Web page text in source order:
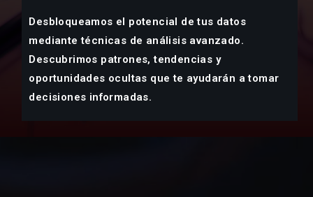
Desbloqueamos el potencial de tus datos
mediante técnicas de análisis avanzado.
Descubrimos patrones, tendencias y
oportunidades ocultas que te ayudarán a tomar
decisiones informadas.